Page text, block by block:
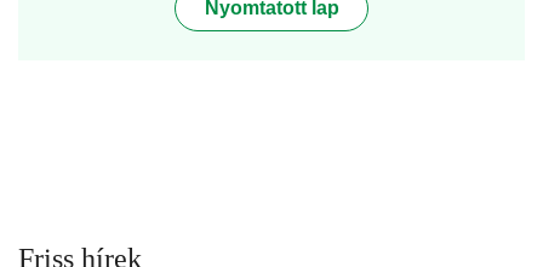
Nyomtatott lap
Friss hírek